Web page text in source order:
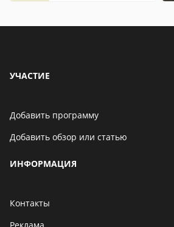
УЧАСТИЕ
Добавить программу
Добавить обзор или статью
ИНФОРМАЦИЯ
Контакты